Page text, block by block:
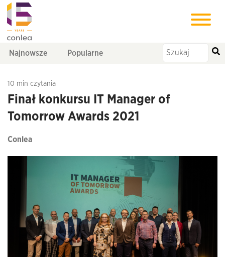
Najnowsze Popularne
10 min czytania
Finał konkursu IT Manager of
Tomorrow Awards 2021
Conlea